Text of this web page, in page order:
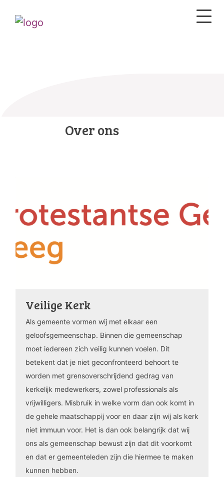
Over ons
Veilige Kerk
Als gemeente vormen wij met elkaar een
geloofsgemeenschap. Binnen die gemeenschap
moet iedereen zich veilig kunnen voelen. Dit
betekent dat je niet geconfronteerd behoort te
worden met grensoverschrijdend gedrag van
kerkelijk medewerkers, zowel professionals als
vrijwilligers. Misbruik in welke vorm dan ook komt in
de gehele maatschappij voor en daar zijn wij als kerk
niet immuun voor. Het is dan ook belangrijk dat wij
ons als gemeenschap bewust zijn dat dit voorkomt
en dat er gemeenteleden zijn die hiermee te maken
kunnen hebben.